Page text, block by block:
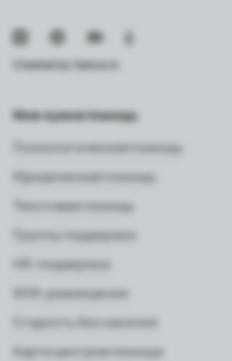
Created by Sairus.io
Мне нужна помощь
Психологическая помощь
Юридическая помощь
Текстовая помощь
Группы поддержки
HR-поддержка
SOS-размещение
Старость без насилия
Карта центров помощи